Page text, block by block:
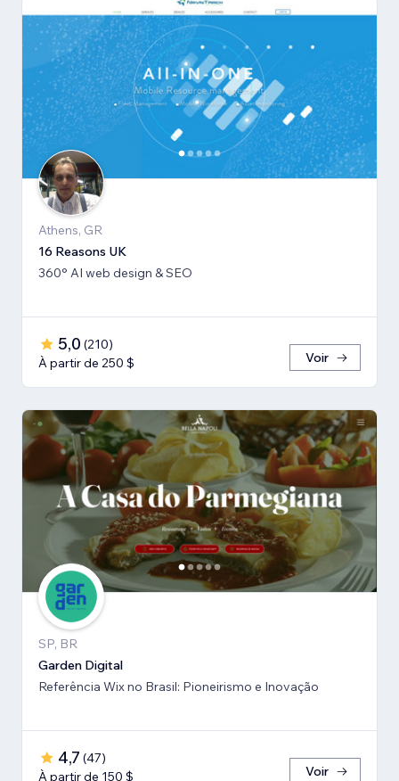
Athens, GR
16 Reasons UK
360° AI web design & SEO
5,0 (210)
À partir de 250 $
Voir
SP, BR
Garden Digital
Referência Wix no Brasil: Pioneirismo e Inovação
4,7 (47)
À partir de 150 $
Voir